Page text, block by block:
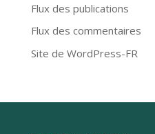
Flux des publications
Flux des commentaires
Site de WordPress-FR